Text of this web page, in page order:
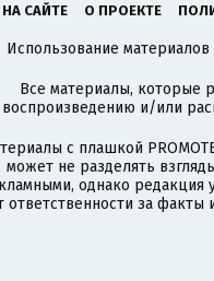
САЙТЕ О ПРОЕКТЕ
Использование
Все материалы, которые
воспроизведению и/или
с плашкой
может не разделять
однако редакция
ответственности за